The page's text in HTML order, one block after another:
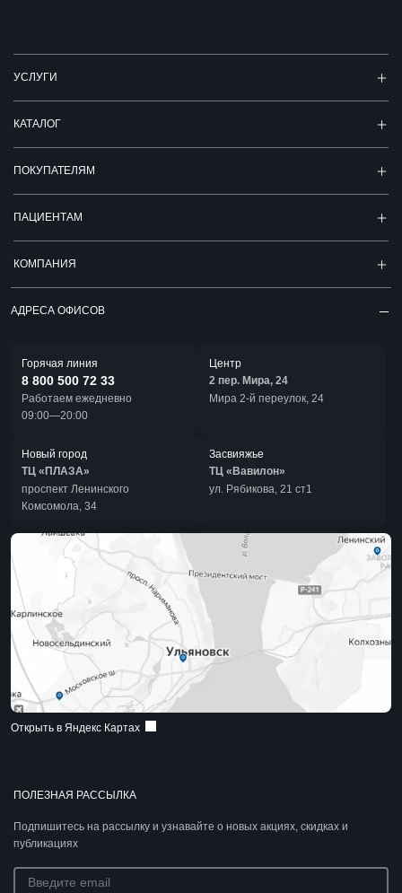
ПОЛЕЗНАЯ РАССЫЛКА
Подпишитесь на рассылку и узнавайте о новых акциях, скидках и
публикациях
УСЛУГИ
КАТАЛОГ
ПОКУПАТЕЛЯМ
ПАЦИЕНТАМ
КОМПАНИЯ
АДРЕСА ОФИСОВ
Горячая линия
8 800 500 72 33
Работаем ежедневно
09:00—20:00
Центр
2 пер. Мира, 24
Мира 2-й переулок, 24
Новый город
ТЦ «ПЛАЗА»
проспект Ленинского
Комсомола, 34
Засвияжье
ТЦ «Вавилон»
ул. Рябикова, 21 ст1
Открыть в Яндекс Картах